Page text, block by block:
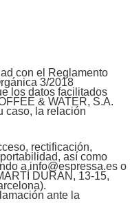
con el Reglamento
3/2018
los datos facilitados
& WATER, S.A.
caso, la relación
rectificación,
así como
a info@espressa.es o
DURAN, 13-15,
ante la